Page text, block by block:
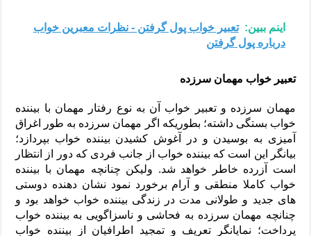
اینم ببین: تعبیر خواب پول گرفتن - نظرات معبرین خواب
درباره پول گرفتن
تعبیر خواب مهمان سرزده
مهمان سرزده و تعبیر خواب آن به نوع رفتار مهمان با بیننده
خواب بستگی داشته؛ بطوریکه اگر مهمان سرزده به طور اغراق
آمیزی به بوسیدن و در آغوش کشیدن بیننده خواب بپردازد؛
بیانگر این است که بیننده خواب از جانب فردی که دور از انتظار
است آزرده خاطر خواهد شد. ولیکن چنانچه مهمان با بیننده
خواب کاملا منطقی و آرام برخورد نمود نشان دهنده دوستی
های جدید و طولانی مدت در زندگی بیننده خواب خواهد بود و
چنانچه مهمان سرزده به فحاشی و ناسزاگویی به بیننده خواب
پرداخت؛ نمایانگر تعریف و تمجید اطرافیان از بیننده خواب